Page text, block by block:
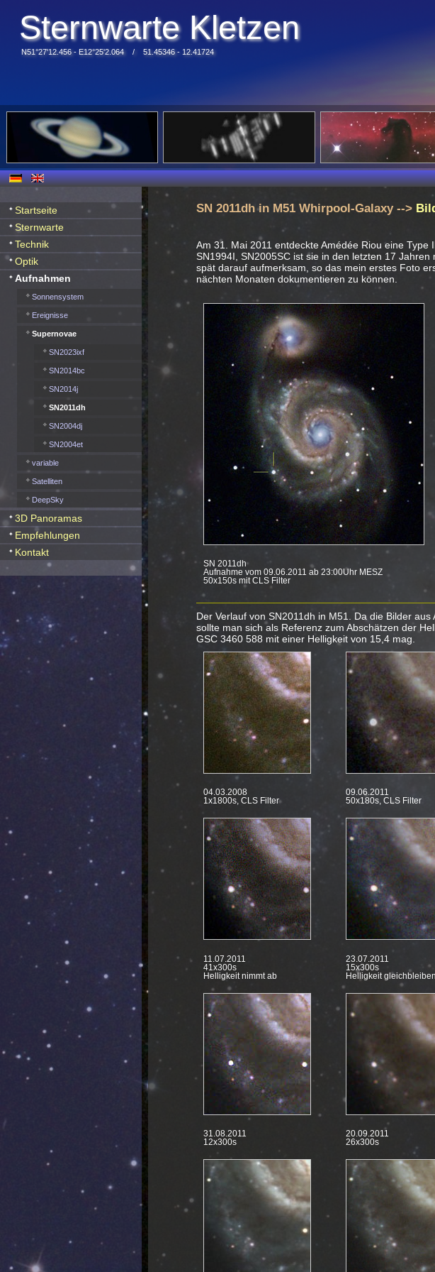
Sternwarte Kletzen
N51°27'12.456 - E12°25'2.064 / 51.45346 - 12.41724
Startseite
Sternwarte
Technik
Optik
Aufnahmen
Sonnensystem
Ereignisse
Supernovae
SN2023ixf
SN2014bc
SN2014j
SN2011dh
SN2004dj
SN2004et
variable
Satelliten
DeepSky
3D Panoramas
Empfehlungen
Kontakt
SN 2011dh in M51 Whirpool-Galaxy-->
Am 31. Mai 2011 entdeckte Amédée Riou eine
SN1994I, SN2005SC ist sie in den letzten 17
spät darauf aufmerksam, so das mein erstes Foto
nächten Monaten dokumentieren zu können.
SN 2011dh
Aufnahme vom 09.06.2011 ab 23:00Uhr MESZ
50x150s mit CLS Filter
Der Verlauf von SN2011dh in M51. Da die Bilder
sollte man sich als Referenz zum Abschätzen der
GSC 3460 588 mit einer Helligkeit von 15,4 mag.
04.03.2008
1x1800s, CLS Filter
09.06.2011
50x180s, CLS Filter
11.07.2011
41x300s
Helligkeit nimmt ab
23.07.2011
15x300s
Helligkeit
31.08.2011
12x300s
20.09.2011
26x300s